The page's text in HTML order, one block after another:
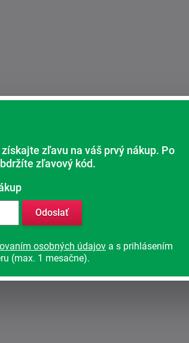
zľavu na váš prvý nákup. Po
zľavový kód.
Odoslať
osobných údajov a s prihlásením
(max. 1 mesačne).